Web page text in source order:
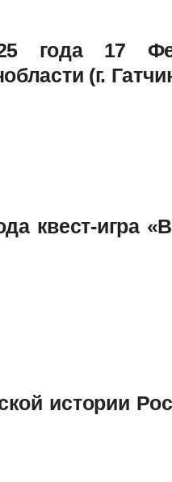
года 17
(г.
квест-игра
истории